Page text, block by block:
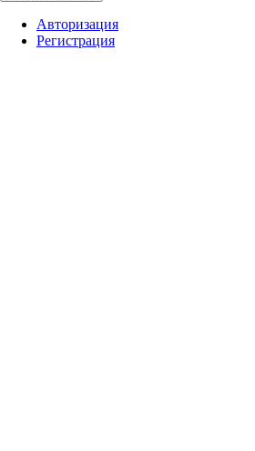
Авторизация
Регистрация